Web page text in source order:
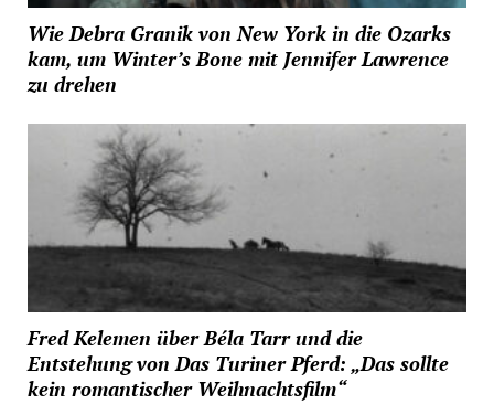
Wie Debra Granik von New York in die Ozarks
kam, um Winter’s Bone mit Jennifer Lawrence
zu drehen
Fred Kelemen über Béla Tarr und die
Entstehung von Das Turiner Pferd: „Das sollte
kein romantischer Weihnachtsfilm“